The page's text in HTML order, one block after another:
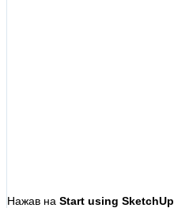
Нажав на Start using SketchUp